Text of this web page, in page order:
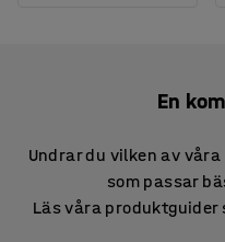
En
Undrar du vilken av
som passar
Läs våra produktguider